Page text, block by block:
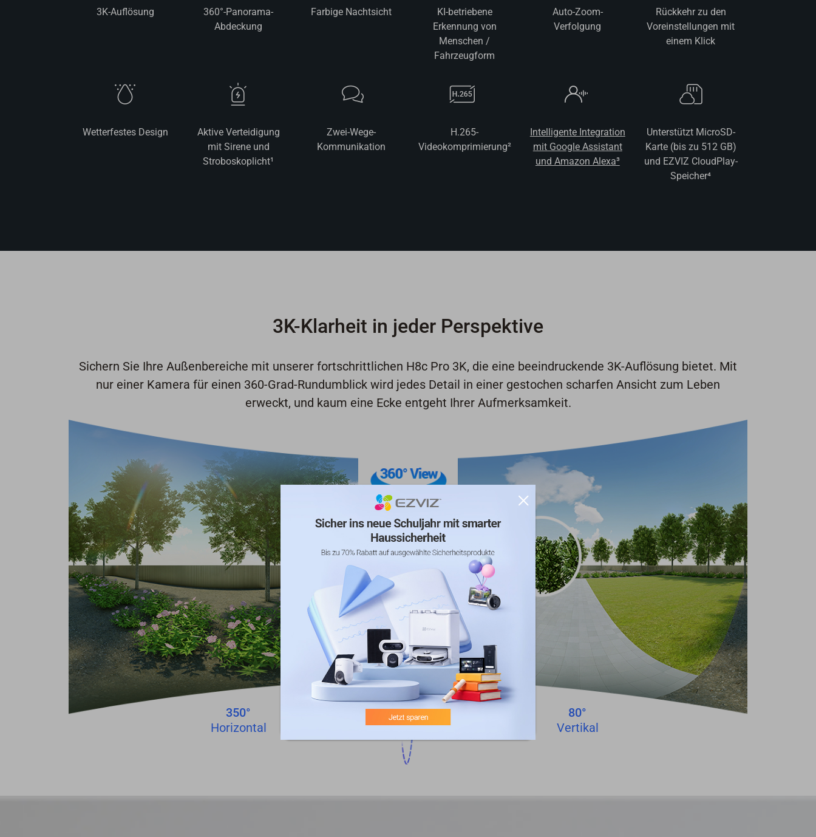
3K-Auflösung
360°-Panorama-
Abdeckung
Farbige Nachtsicht
KI-betriebene
Erkennung von
Menschen /
Fahrzeugform
Auto-Zoom-
Verfolgung
Rückkehr zu den
Voreinstellungen mit
einem Klick
Wetterfestes Design
Aktive Verteidigung
mit Sirene und
Stroboskoplicht¹
Zwei-Wege-
Kommunikation
H.265-
Videokomprimierung²
Intelligente Integration
mit Google Assistant
und Amazon Alexa³
Unterstützt MicroSD-
Karte (bis zu 512 GB)
und EZVIZ CloudPlay-
Speicher⁴
3K-Klarheit in jeder Perspektive
Sichern Sie Ihre Außenbereiche mit unserer fortschrittlichen H8c Pro 3K, die eine beeindruckende 3K-Auflösung bietet. Mit
nur einer Kamera für einen 360-Grad-Rundumblick wird jedes Detail in einer gestochen scharfen Ansicht zum Leben
erweckt, und kaum eine Ecke entgeht Ihrer Aufmerksamkeit.
350°
Horizontal
80°
Vertikal